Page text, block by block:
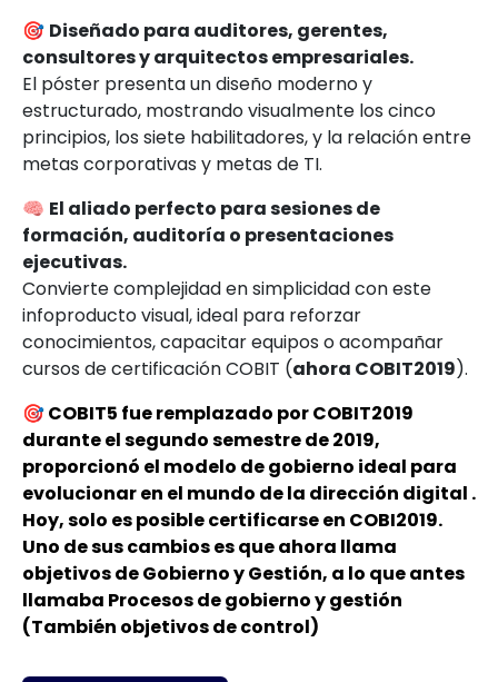
🎯 Diseñado para auditores, gerentes,
consultores y arquitectos empresariales.
El póster presenta un diseño moderno y
estructurado, mostrando visualmente los cinco
principios, los siete habilitadores, y la relación entre
metas corporativas y metas de TI.
🧠 El aliado perfecto para sesiones de
formación, auditoría o presentaciones
ejecutivas.
Convierte complejidad en simplicidad con este
infoproducto visual, ideal para reforzar
conocimientos, capacitar equipos o acompañar
cursos de certificación COBIT (ahora COBIT2019).
🎯 COBIT5 fue remplazado por COBIT2019
durante el segundo semestre de 2019,
proporcionó el modelo de gobierno ideal para
evolucionar en el mundo de la dirección digital .
Hoy, solo es posible certificarse en COBI2019.
Uno de sus cambios es que ahora llama
objetivos de Gobierno y Gestión, a lo que antes
llamaba Procesos de gobierno y gestión
(También objetivos de control)